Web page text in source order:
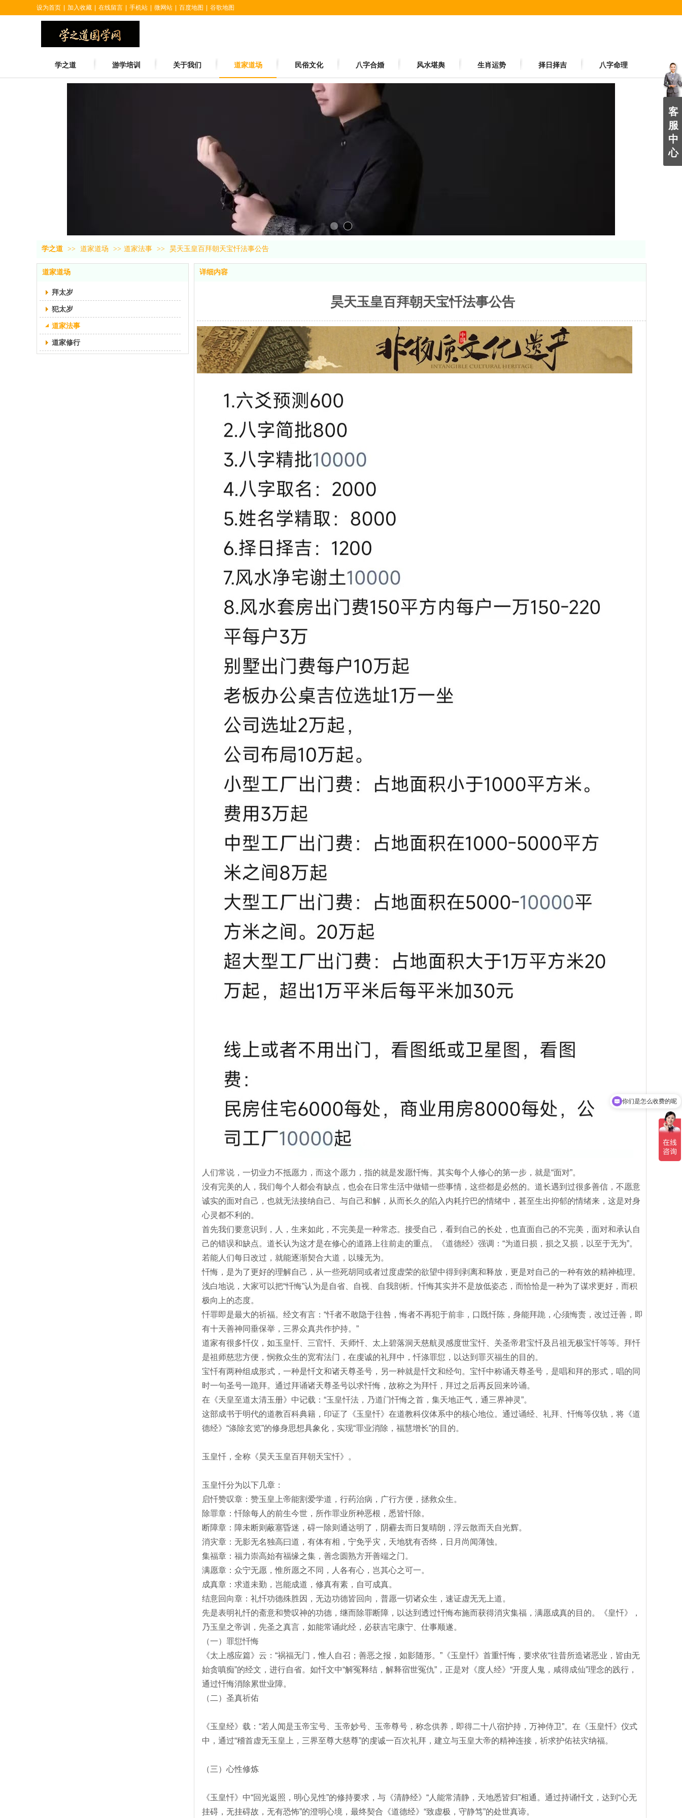
设为首页 加入收藏 在线留言 手机站 微网站 百度地图 谷歌地图
学之道 游学培训 关于我们 道家道场 民俗文化 八字合婚 风水堪舆 生肖运势 择日择吉 八字命理
学之道 >> 道家道场 >> 道家法事 >> 昊天玉皇百拜朝天宝忏法事公告
道家道场
拜太岁
犯太岁
道家法事
道家修行
详细内容
昊天玉皇百拜朝天宝忏法事公告
人们常说，一切业力不抵愿力，而这个愿力，指的就是发愿忏悔。其实每个人修心的第一步，就是“面对”。
没有完美的人，我们每个人都会有缺点，也会在日常生活中做错一些事情，这些都是必然的。道长遇到过很多善信，不愿意
诚实的面对自己，也就无法接纳自己、与自己和解，从而长久的陷入内耗拧巴的情绪中，甚至生出抑郁的情绪来，这是对身
心灵都不利的。
首先我们要意识到，人，生来如此，不完美是一种常态。接受自己，看到自己的长处，也直面自己的不完美，面对和承认自
己的错误和缺点。道长认为这才是在修心的道路上往前走的重点。《道德经》强调：“为道日损，损之又损，以至于无为”。
若能人们每日改过，就能逐渐契合大道，以臻无为。
忏悔，是为了更好的理解自己，从一些死胡同或者过度虚荣的欲望中得到剥离和释放，更是对自己的一种有效的精神梳理。
浅白地说，大家可以把“忏悔”认为是自省、自视、自我剖析。忏悔其实并不是放低姿态，而恰恰是一种为了谋求更好，而积
极向上的态度。
忏罪即是最大的祈福。经文有言：“忏者不敢隐于往咎，悔者不再犯于前非，口既忏陈，身能拜跪，心须悔责，改过迁善，即
有十天善神同垂保举，三界众真共作护持。”
道家有很多忏仪，如玉皇忏、三官忏、天师忏、太上碧落洞天慈航灵感度世宝忏、关圣帝君宝忏及吕祖无极宝忏等等。拜忏
是祖师慈悲方便，悯救众生的宽宥法门，在虔诚的礼拜中，忏涤罪愆，以达到罪灭福生的目的。
宝忏有两种组成形式，一种是忏文和诸天尊圣号，另一种就是忏文和经句。宝忏中称诵天尊圣号，是唱和拜的形式，唱的同
时一句圣号一跪拜。通过拜诵诸天尊圣号以求忏悔，故称之为拜忏，拜过之后再反回来吟诵。
在《天皇至道太清玉册》中记载：“玉皇忏法，乃道门忏悔之首，集天地正气，通三界神灵”。
这部成书于明代的道教百科典籍，印证了《玉皇忏》在道教科仪体系中的核心地位。通过诵经、礼拜、忏悔等仪轨，将《道
德经》“涤除玄览”的修身思想具象化，实现“罪业消除，福慧增长”的目的。
玉皇忏，全称《昊天玉皇百拜朝天宝忏》。
玉皇忏分为以下几章：
启忏赞叹章：赞玉皇上帝能割爱学道，行药治病，广行方便，拯救众生。
除罪章：忏除每人的前生今世，所作罪业所种恶根，悉皆忏除。
断障章：障未断则蔽塞昏迷，碍一除则通达明了，阴霾去而日复晴朗，浮云散而天自光辉。
消灾章：无影无名独高曰道，有体有相，宁免乎灾，天地犹有否终，日月尚闻薄蚀。
集福章：福力崇高始有福缘之集，善念圆熟方开善端之门。
满愿章：众宁无愿，惟所愿之不同，人各有心，岂其心之可一。
成真章：求道未勤，岂能成道，修真有素，自可成真。
结意回向章：礼忏功德殊胜因，无边功德皆回向，普愿一切诸众生，速证虚无无上道。
先是表明礼忏的斋意和赞叹神的功德，继而除罪断障，以达到透过忏悔布施而获得消灾集福，满愿成真的目的。《皇忏》，
乃玉皇之帝训，先圣之真言，如能常诵此经，必获吉宅康宁、仕事顺遂。
（一）罪愆忏悔
《太上感应篇》云：“祸福无门，惟人自召；善恶之报，如影随形。”《玉皇忏》首重忏悔，要求依“往昔所造诸恶业，皆由无
始贪嗔痴”的经文，进行自省。如忏文中“解冤释结，解释宿世冤仇”，正是对《度人经》“开度人鬼，咸得成仙”理念的践行，
通过忏悔消除累世业障。
（二）圣真祈佑
《玉皇经》载：“若人闻是玉帝宝号、玉帝妙号、玉帝尊号，称念供养，即得二十八宿护持，万神侍卫”。在《玉皇忏》仪式
中，通过“稽首虚无玉皇上，三界至尊大慈尊”的虔诚一百次礼拜，建立与玉皇大帝的精神连接，祈求护佑祛灾纳福。
（三）心性修炼
《玉皇忏》中“回光返照，明心见性”的修持要求，与《清静经》“人能常清静，天地悉皆归”相通。通过持诵忏文，达到“心无
挂碍，无挂碍故，无有恐怖”的澄明心境，最终契合《道德经》“致虚极，守静笃”的处世真谛。
客
服
中
心
现在有优惠活动吗